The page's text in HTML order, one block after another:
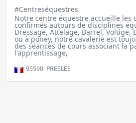
#Centreséquestres
Notre centre équestre accueille les
confirmés autours de disciplines
Dressage, Attelage, Barrel, Voltige,
ou à poney, notre cavalerie est
des séances de cours associant la
l'apprentissage,
95590 PRESLES